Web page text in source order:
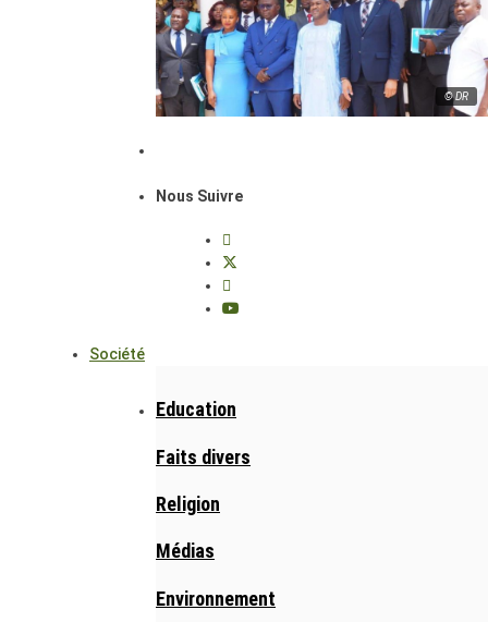
© DR
Nous Suivre
Société
Education
Faits divers
Religion
Médias
Environnement